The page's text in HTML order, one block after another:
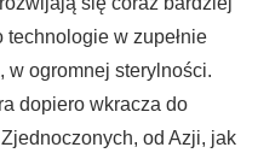
w zupełnie
w ogromnej sterylności.
dopiero wkracza do
od Azji, jak